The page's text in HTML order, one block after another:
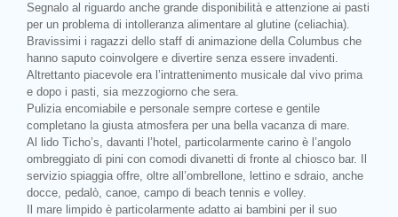
Segnalo al riguardo anche grande disponibilità e attenzione ai pasti
per un problema di intolleranza alimentare al glutine (celiachia).
Bravissimi i ragazzi dello staff di animazione della Columbus che
hanno saputo coinvolgere e divertire senza essere invadenti.
Altrettanto piacevole era l’intrattenimento musicale dal vivo prima
e dopo i pasti, sia mezzogiorno che sera.
Pulizia encomiabile e personale sempre cortese e gentile
completano la giusta atmosfera per una bella vacanza di mare.
Al lido Ticho’s, davanti l’hotel, particolarmente carino è l’angolo
ombreggiato di pini con comodi divanetti di fronte al chiosco bar. Il
servizio spiaggia offre, oltre all’ombrellone, lettino e sdraio, anche
docce, pedalò, canoe, campo di beach tennis e volley.
Il mare limpido è particolarmente adatto ai bambini per il suo